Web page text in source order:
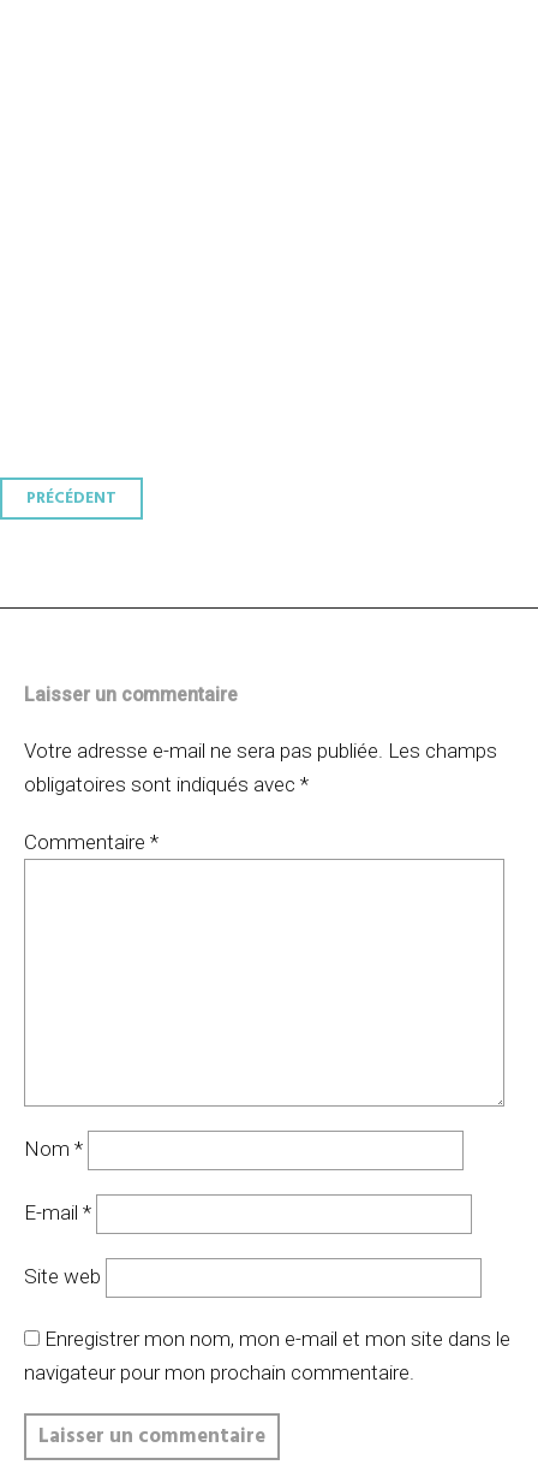
Navigation
PRÉCÉDENT
Laisser un commentaire
Votre adresse e-mail ne sera pas publiée. Les champs
obligatoires sont indiqués avec *
Commentaire *
Nom *
E-mail *
Site web
Enregistrer mon nom, mon e-mail et mon site dans le
navigateur pour mon prochain commentaire.